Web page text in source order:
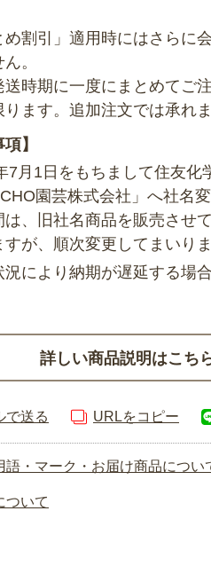
割引」適用時にはさらに
。
時期に一度にまとめてご
ます。追加注文では承れま
】
7月1日をもちまして住友化
園芸株式会社」へ社名変
は、旧社名商品を販売させ
が、順次変更してまいりま
により納期が遅延する場
詳しい商品説明はこち
で送る URLをコピー
語・マーク・お届け商品につい
ついて